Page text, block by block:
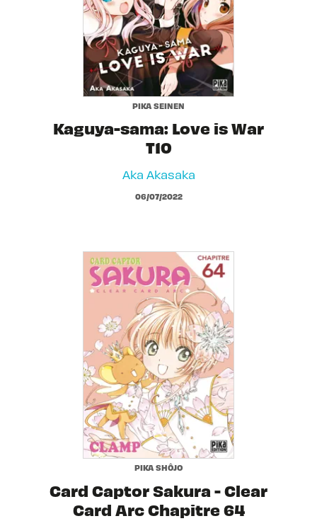
PIKA SEINEN
Kaguya-sama: Love is War
T10
Aka Akasaka
06/07/2022
PIKA SHÔJO
Card Captor Sakura - Clear
Card Arc Chapitre 64